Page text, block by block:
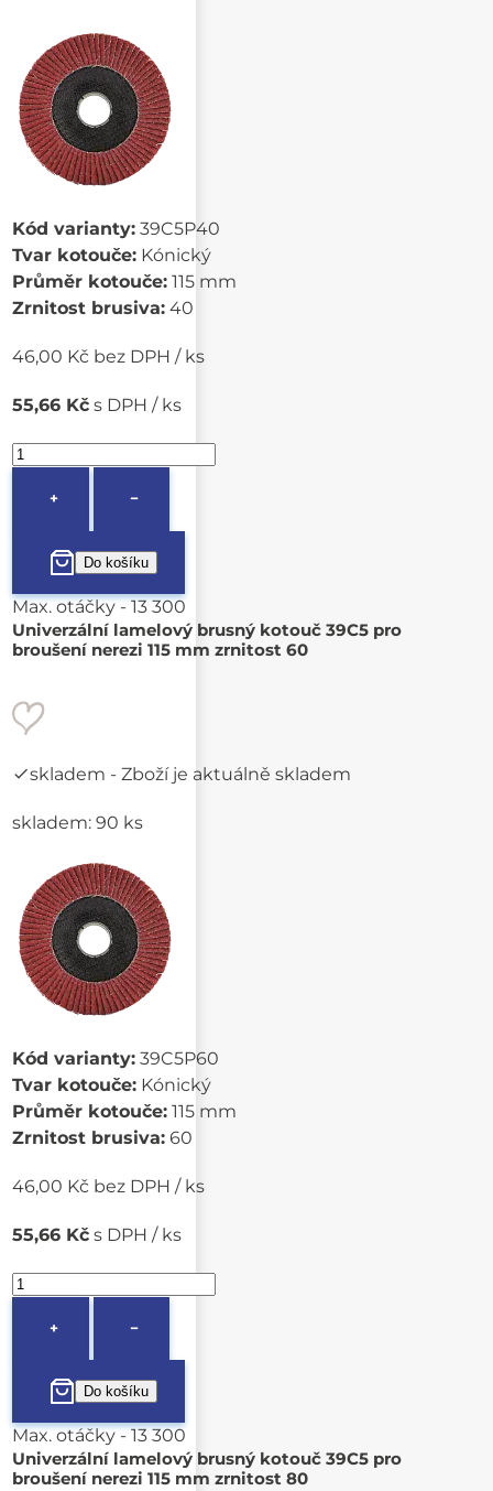
Kód varianty: 39C5P40
Tvar kotouče: Kónický
Průměr kotouče: 115 mm
Zrnitost brusiva: 40
46,00 Kč bez DPH / ks
55,66 Kč s DPH / ks
+ −
Max. otáčky - 13 300
Univerzální lamelový brusný kotouč 39C5 pro
broušení nerezi 115 mm zrnitost 60
skladem - Zboží je aktuálně skladem
skladem: 90 ks
Kód varianty: 39C5P60
Tvar kotouče: Kónický
Průměr kotouče: 115 mm
Zrnitost brusiva: 60
46,00 Kč bez DPH / ks
55,66 Kč s DPH / ks
+ −
Max. otáčky - 13 300
Univerzální lamelový brusný kotouč 39C5 pro
broušení nerezi 115 mm zrnitost 80